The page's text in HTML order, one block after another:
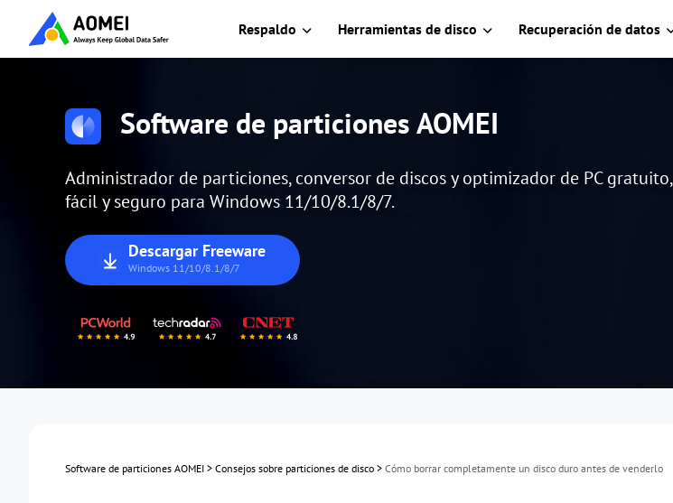
Respaldo Herramientas de disco Recuperación de datos
Software de particiones AOMEI
Administrador de particiones, conversor de discos y optimizador de PC gratuito,
fácil y seguro para Windows 11/10/8.1/8/7.
Descargar Freeware
Windows 11/10/8.1/8/7
Software de particiones AOMEI > Consejos sobre particiones de disco > Cómo borrar completamente un disco duro antes de venderlo